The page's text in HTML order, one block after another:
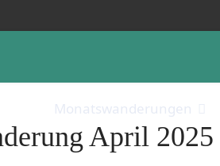
Monatswanderungen
April 2025